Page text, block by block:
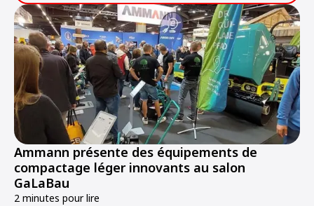
aujourd'hui et à l'avenir.
Ammann présente des équipements de
compactage léger innovants au salon
GaLaBau
2 minutes pour lire